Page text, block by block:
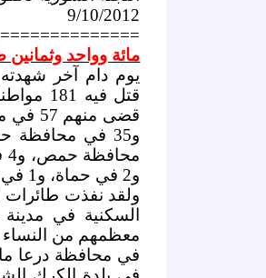
9/10/2012
مائة وواحد
و2 في حماة، و1 في طرطوس.
ولقد نفذت